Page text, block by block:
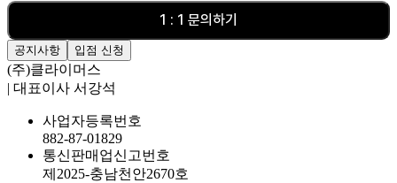
1 : 1 문의하기
공지사항 입점 신청
(주)클라이머스
| 대표이사 서강석
사업자등록번호
882-87-01829
통신판매업신고번호
제2025-충남천안2670호